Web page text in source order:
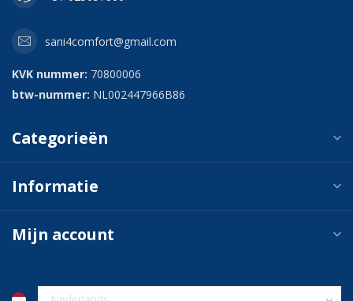
sani4comfort@gmail.com
KVK nummer: 70800006
btw-nummer: NL002447966B86
Categorieën
Informatie
Mijn account